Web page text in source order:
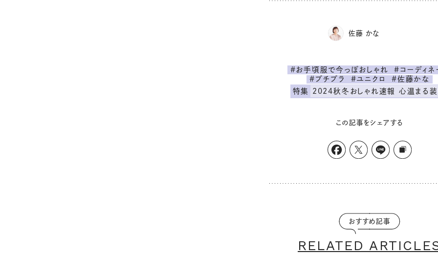
佐藤 かな
#お手頃服で今っぽおしゃれ
#コーディネ
#プチプラ
#ユニクロ
#佐藤かな
特集
2024秋冬おしゃれ速報 心温まる装
この記事をシェアする
おすすめ記事
RELATED